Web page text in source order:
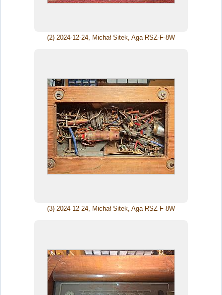
(2) 2024-12-24, Michał Sitek, Aga RSZ-F-8W
(3) 2024-12-24, Michał Sitek, Aga RSZ-F-8W